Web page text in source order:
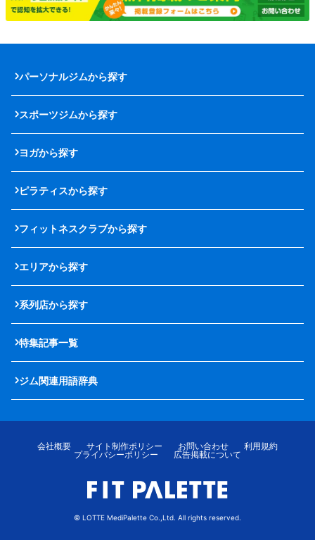
パーソナルジムから探す
スポーツジムから探す
ヨガから探す
ピラティスから探す
フィットネスクラブから探す
エリアから探す
系列店から探す
特集記事一覧
ジム関連用語辞典
会社概要 サイト制作ポリシー お問い合わせ
利用規約
プライバシーポリシー
広告掲載について
© LOTTE MediPalette Co.,Ltd. All rights reserved.